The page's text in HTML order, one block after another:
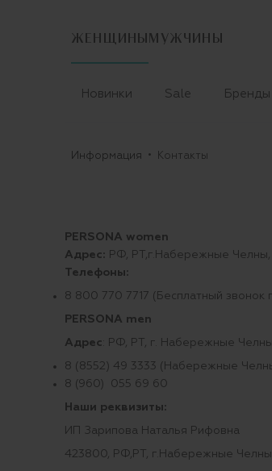
ЖЕНЩИНЫ МУЖЧИНЫ
Новинки Sale Бренды
Информация Контакты
PERSONA women
Адрес: РФ, РТ,г.Набережные Челны,
Телефоны:
8 800 770 7717 (Бесплатный звонок
PERSONA men
Адрес : РФ, РТ, г. Набережные
8 (8552) 49 3333 (Набережные
8 (960) 055 69 60
Наши реквизиты:
ИП Зарипова Наталья Рифовна
423800, РФ,РТ, г.Набережные